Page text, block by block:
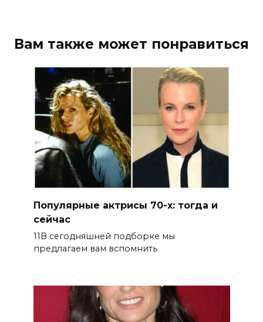
Вам также может понравиться
Популярные актрисы 70-х: тогда и
сейчас
11В сегодняшней подборке мы
предлагаем вам вспомнить